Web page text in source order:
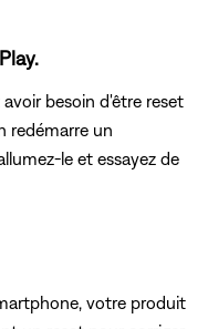
besoin d'être reset
redémarre un
le et essayez de
votre produit